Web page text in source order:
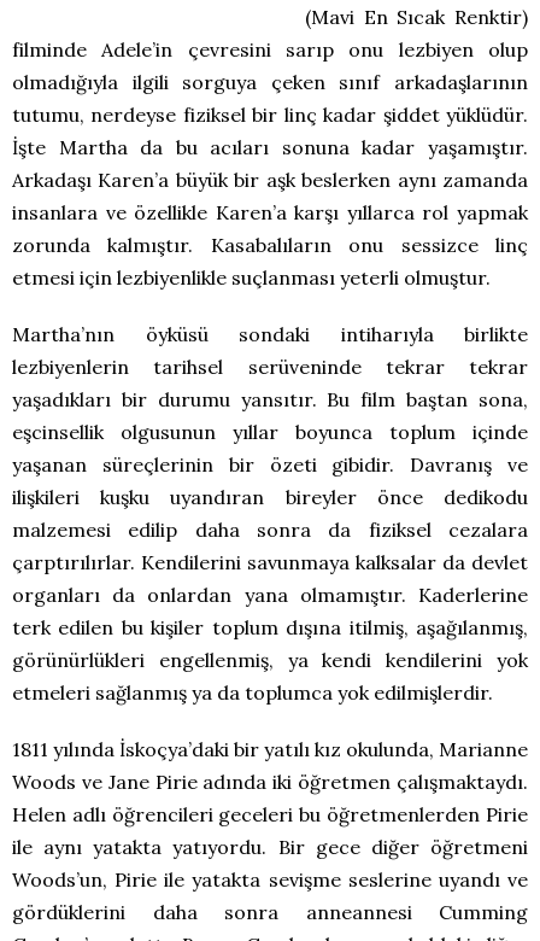
(Mavi En Sıcak Renktir)
filminde Adele’in çevresini sarıp onu lezbiyen olup
olmadığıyla ilgili sorguya çeken sınıf arkadaşlarının
tutumu, nerdeyse fiziksel bir linç kadar şiddet yüklüdür.
İşte Martha da bu acıları sonuna kadar yaşamıştır.
Arkadaşı Karen’a büyük bir aşk beslerken aynı zamanda
insanlara ve özellikle Karen’a karşı yıllarca rol yapmak
zorunda kalmıştır. Kasabalıların onu sessizce linç
etmesi için lezbiyenlikle suçlanması yeterli olmuştur.
Martha’nın öyküsü sondaki intiharıyla birlikte
lezbiyenlerin tarihsel serüveninde tekrar tekrar
yaşadıkları bir durumu yansıtır. Bu film baştan sona,
eşcinsellik olgusunun yıllar boyunca toplum içinde
yaşanan süreçlerinin bir özeti gibidir. Davranış ve
ilişkileri kuşku uyandıran bireyler önce dedikodu
malzemesi edilip daha sonra da fiziksel cezalara
çarptırılırlar. Kendilerini savunmaya kalksalar da devlet
organları da onlardan yana olmamıştır. Kaderlerine
terk edilen bu kişiler toplum dışına itilmiş, aşağılanmış,
görünürlükleri engellenmiş, ya kendi kendilerini yok
etmeleri sağlanmış ya da toplumca yok edilmişlerdir.
1811 yılında İskoçya’daki bir yatılı kız okulunda, Marianne
Woods ve Jane Pirie adında iki öğretmen çalışmaktaydı.
Helen adlı öğrencileri geceleri bu öğretmenlerden Pirie
ile aynı yatakta yatıyordu. Bir gece diğer öğretmeni
Woods’un, Pirie ile yatakta sevişme seslerine uyandı ve
gördüklerini daha sonra anneannesi Cumming